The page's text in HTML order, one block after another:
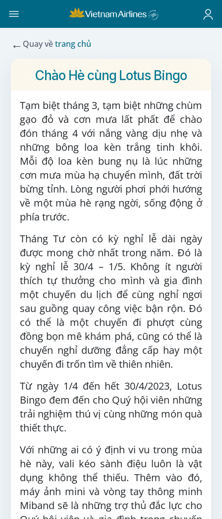
← Quay vềtrang chủ
Chào Hè cùng Lotus Bingo
Tạm biệt tháng 3, tạm biệt những chùm
gạo đỏ và cơn mưa lất phất để chào
đón tháng 4 với nắng vàng dịu nhẹ và
những bông loa kèn trắng tinh khôi.
Mỗi độ loa kèn bung nụ là lúc những
cơn mưa mùa hạ chuyển mình, đất trời
bừng tỉnh. Lòng người phơi phới hướng
về một mùa hè rạng ngời, sống động ở
phía trước.
Tháng Tư còn có kỳ nghỉ lễ dài ngày
được mong chờ nhất trong năm. Đó là
kỳ nghỉ lễ 30/4 – 1/5. Không ít người
thích tự thưởng cho mình và gia đình
một chuyến du lịch để cùng nghỉ ngơi
sau guồng quay công việc bận rộn. Đó
có thể là một chuyến đi phượt cùng
đồng bọn mê khám phá, cũng có thể là
chuyến nghỉ dưỡng đẳng cấp hay một
chuyến đi trốn tìm về thiên nhiên.
Từ ngày 1/4 đến hết 30/4/2023, Lotus
Bingo đem đến cho Quý hội viên những
trải nghiệm thú vị cùng những món quà
thiết thực.
Với những ai có ý định vi vu trong mùa
hè này, vali kéo sành điệu luôn là vật
dụng không thể thiếu. Thêm vào đó,
máy ảnh mini và vòng tay thông minh
Miband sẽ là những trợ thủ đắc lực cho